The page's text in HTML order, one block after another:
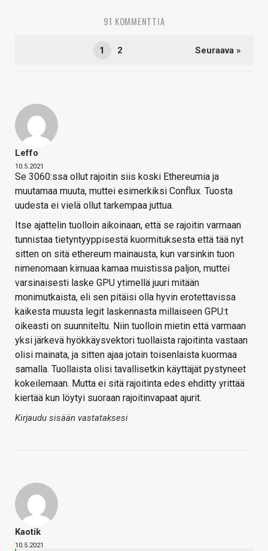
91 KOMMENTTIA
1 2 Seuraava »
Leffo
10.5.2021
Se 3060:ssa ollut rajoitin siis koski Ethereumia ja
muutamaa muuta, muttei esimerkiksi Conflux. Tuosta
uudesta ei vielä ollut tarkempaa juttua.
Itse ajattelin tuolloin aikoinaan, että se rajoitin varmaan
tunnistaa tietyntyyppisestä kuormituksesta että tää nyt
sitten on sitä ethereum mainausta, kun varsinkin tuon
nimenomaan kirnuaa kamaa muistissa paljon, muttei
varsinaisesti laske GPU ytimellä juuri mitään
monimutkaista, eli sen pitäisi olla hyvin erotettavissa
kaikesta muusta legit laskennasta millaiseen GPU:t
oikeasti on suunniteltu. Niin tuolloin mietin että varmaan
yksi järkevä hyökkäysvektori tuollaista rajoitinta vastaan
olisi mainata, ja sitten ajaa jotain toisenlaista kuormaa
samalla. Tuollaista olisi tavallisetkin käyttäjät pystyneet
kokeilemaan. Mutta ei sitä rajoitinta edes ehditty yrittää
kiertää kun löytyi suoraan rajoitinvapaat ajurit.
Kirjaudu sisään vastataksesi
Kaotik
10.5.2021